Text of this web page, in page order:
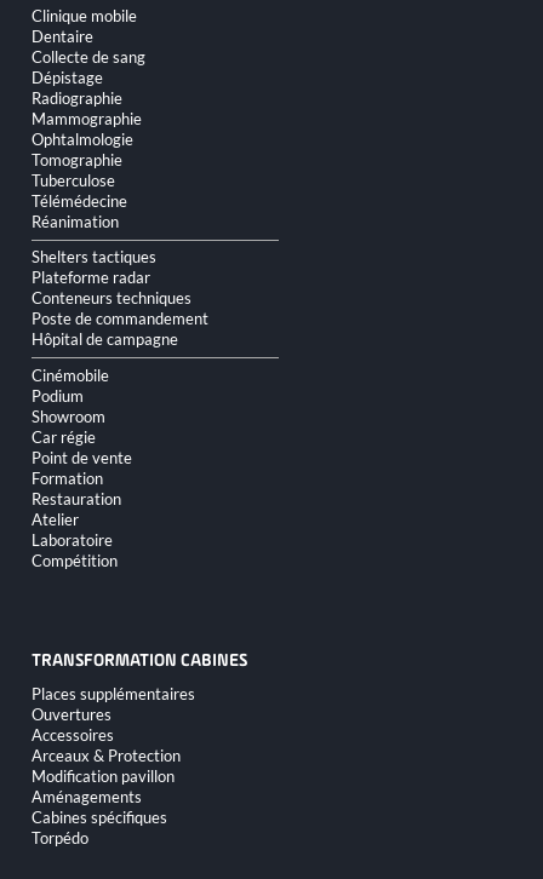
Aller
au
contenu
Clinique mobile
Dentaire
Collecte de sang
Dépistage
Radiographie
Mammographie
Ophtalmologie
Tomographie
Tuberculose
Télémédecine
Réanimation
Shelters tactiques
Plateforme radar
Conteneurs techniques
Poste de commandement
Hôpital de campagne
Cinémobile
Podium
Showroom
Car régie
Point de vente
Formation
Restauration
Atelier
Laboratoire
Compétition
TRANSFORMATION CABINES
Aller
au
contenu
Places supplémentaires
Ouvertures
Accessoires
Arceaux & Protection
Modification pavillon
Aménagements
Cabines spécifiques
Torpédo